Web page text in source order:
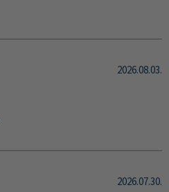
2026.08.03.
2026.07.30.